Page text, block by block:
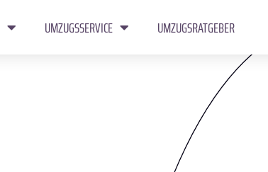
UMZUGSSERVICE UMZUGSRATGEBER